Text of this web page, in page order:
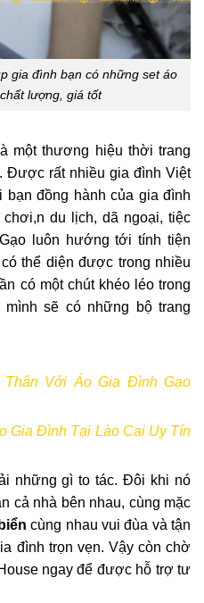
gia đình bạn có những set áo
lượng, giá tốt
một thương hiệu thời trang
Được rất nhiều gia đình Việt
đồng hành của gia đình
du lịch, dã ngoại, tiệc
luôn hướng tới tính tiện
thể diện được trong nhiều
có một chút khéo léo trong
sẽ có những bộ trang
Với Áo Gia Đình Gạo
Gia Đình Tại Lào Cai Uy Tín
những gì to tác. Đôi khi nó
cả nhà bên nhau, cùng mặc
cùng nhau vui đùa và tận
đình trọn vẹn. Vậy còn chờ
ngay để được hỗ trợ tư